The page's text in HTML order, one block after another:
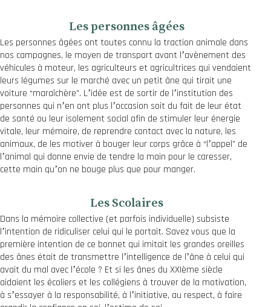
Les personnes âgées
Les personnes âgées ont toutes connu la traction animale dans
nos campagnes, le moyen de transport avant lʼavènement des
véhicules à moteur, les agriculteurs et agricultrices qui vendaient
leurs légumes sur le marché avec un petit âne qui tirait une
voiture “maraîchère”. Lʼidée est de sortir de lʼinstitution des
personnes qui nʼen ont plus lʼoccasion soit du fait de leur état
de santé ou leur isolement social afin de stimuler leur énergie
vitale, leur mémoire, de reprendre contact avec la nature, les
animaux, de les motiver à bouger leur corps grâce à “lʼappel” de
lʼanimal qui donne envie de tendre la main pour le caresser,
cette main quʼon ne bouge plus que pour manger.
Les Scolaires
Dans la mémoire collective (et parfois individuelle) subsiste
lʼintention de ridiculiser celui qui le portait. Savez vous que la
première intention de ce bonnet qui imitait les grandes oreilles
des ânes était de transmettre lʼintelligence de lʼâne à celui qui
avait du mal avec lʼécole ? Et si les ânes du XXIème siècle
aidaient les écoliers et les collégiens à trouver de la motivation,
à sʼessayer à la responsabilité, à lʼinitiative, au respect, à faire